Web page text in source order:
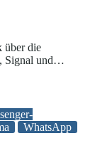
über die
Signal und…
WhatsApp